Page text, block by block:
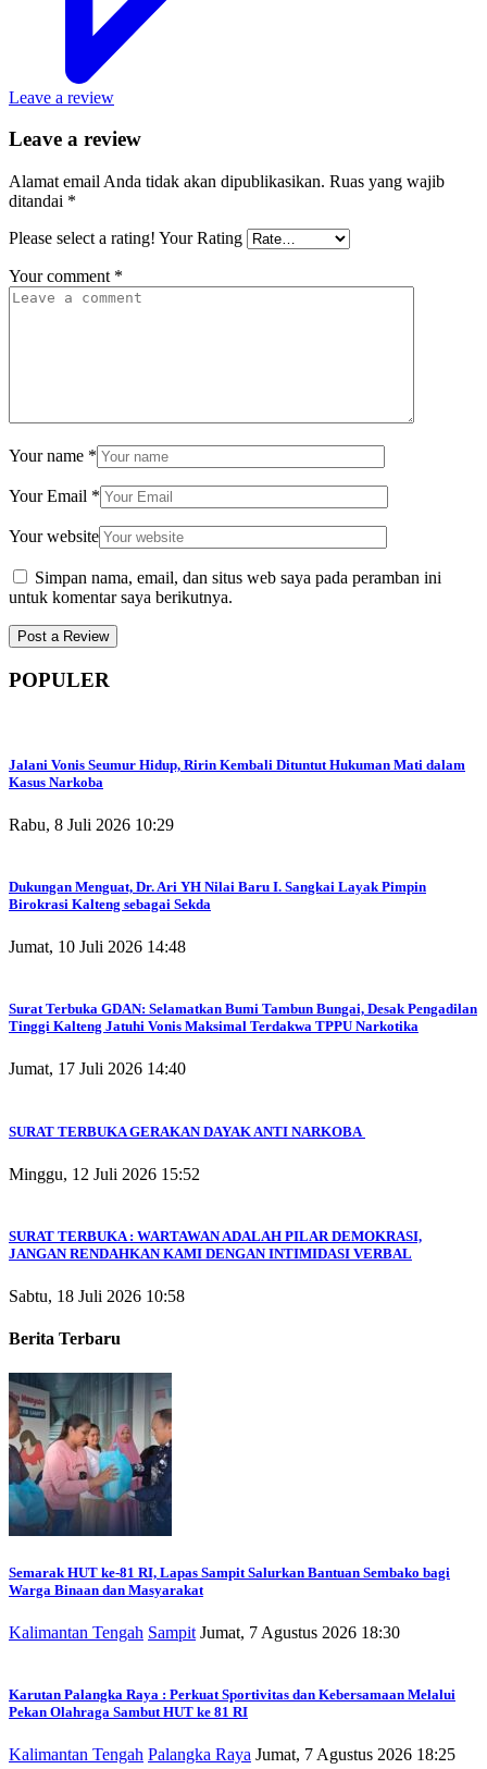
Leave a review
Leave a review
Alamat email Anda tidak akan dipublikasikan. Ruas yang wajib
ditandai *
Please select a rating! Your Rating
Your comment *
Your name *
Your Email *
Your website
Simpan nama, email, dan situs web saya pada peramban ini
untuk komentar saya berikutnya.
POPULER
Jalani Vonis Seumur Hidup, Ririn Kembali Dituntut Hukuman Mati dalam
Kasus Narkoba
Rabu, 8 Juli 2026 10:29
Dukungan Menguat, Dr. Ari YH Nilai Baru I. Sangkai Layak Pimpin
Birokrasi Kalteng sebagai Sekda
Jumat, 10 Juli 2026 14:48
Surat Terbuka GDAN: Selamatkan Bumi Tambun Bungai, Desak Pengadilan
Tinggi Kalteng Jatuhi Vonis Maksimal Terdakwa TPPU Narkotika
Jumat, 17 Juli 2026 14:40
SURAT TERBUKA GERAKAN DAYAK ANTI NARKOBA
Minggu, 12 Juli 2026 15:52
SURAT TERBUKA : WARTAWAN ADALAH PILAR DEMOKRASI,
JANGAN RENDAHKAN KAMI DENGAN INTIMIDASI VERBAL
Sabtu, 18 Juli 2026 10:58
Berita Terbaru
Semarak HUT ke-81 RI, Lapas Sampit Salurkan Bantuan Sembako bagi
Warga Binaan dan Masyarakat
Kalimantan Tengah Sampit Jumat, 7 Agustus 2026 18:30
Karutan Palangka Raya : Perkuat Sportivitas dan Kebersamaan Melalui
Pekan Olahraga Sambut HUT ke 81 RI
Kalimantan Tengah Palangka Raya Jumat, 7 Agustus 2026 18:25